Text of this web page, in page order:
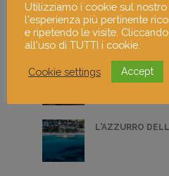
PITTURA -
FOTOGRAFIA DI
L'AZZURRO
Utilizziamo i cookie sul
l'esperienza più pertinente
e ripetendo le visite.
all'uso di TUTTI i cookie.
Cookie settings Accept